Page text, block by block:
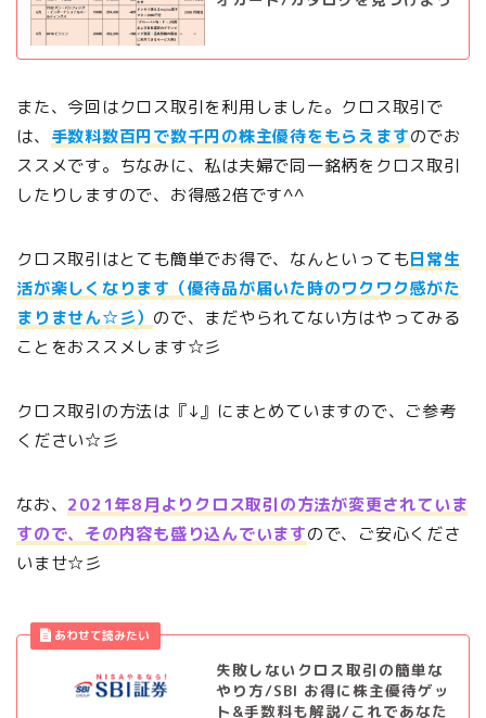
また、今回はクロス取引を利用しました。クロス取引で
は、 手数料数百円で数千円の株主優待をもらえますのでお
ススメです。ちなみに、私は夫婦で同一銘柄をクロス取引
したりしますので、お得感2倍です^^
クロス取引はとても簡単でお得で、なんといっても日常生
活が楽しくなります（優待品が届いた時のワクワク感がた
まりません☆彡） ので、まだやられてない方はやってみる
ことをおススメします☆彡
クロス取引の方法は『↓』にまとめていますので、ご参考
ください☆彡
なお、 2021年8月よりクロス取引の方法が変更されていま
すので、その内容も盛り込んでいますので、ご安心くださ
いませ☆彡
失敗しないクロス取引の簡単な
やり方/SBI お得に株主優待ゲッ
ト&手数料も解説/これであなた